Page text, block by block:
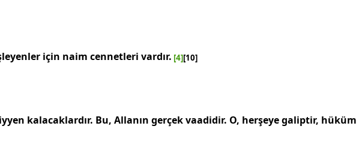
için naim cennetleri vardır. [4][10]
kalacaklardır. Bu, Allanın gerçek vaadidir. O, herşeye galiptir, hüküm